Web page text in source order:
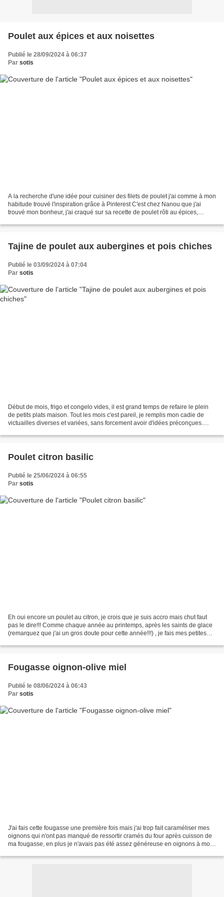
Poulet aux épices et aux noisettes
Publié le 28/09/2024 à 06:37
Par sotis
A la recherche d'une idée pour cuisiner des filets de poulet j'ai comme à mon
habitude trouvé l'inspiration grâce à Pinterest C'est chez Nanou que j'ai
trouvé mon bonheur, j'ai craqué sur sa recette de poulet rôti au épices,
Tajine de poulet aux aubergines et pois chiches
Publié le 03/09/2024 à 07:04
Par sotis
Début de mois, frigo et congelo vides, il est grand temps de refaire le plein
de petits plats maison. Tout les mois c'est pareil, je remplis mon cadie de
victuailles diverses et variées, sans forcement avoir d'idées préconçues.
Poulet citron basilic
Publié le 25/06/2024 à 06:55
Par sotis
Eh oui encore un poulet au citron, je crois que je suis accro mais chut faut
pas le dire!!! Comme chaque année au printemps, après les saints de glace
(remarquez que j'ai un gros doute pour cette année!!!) , je fais mes petites
Fougasse oignon-olive miel
Publié le 08/06/2024 à 06:43
Par sotis
J'ai fais cette fougasse une première fois mais j'ai trop fait caraméliser mes
oignons qui n'ont pas manqué de ressortir cramés du four après cuisson de
ma fougasse, en plus je n'avais pas été assez généreuse en oignons à mon